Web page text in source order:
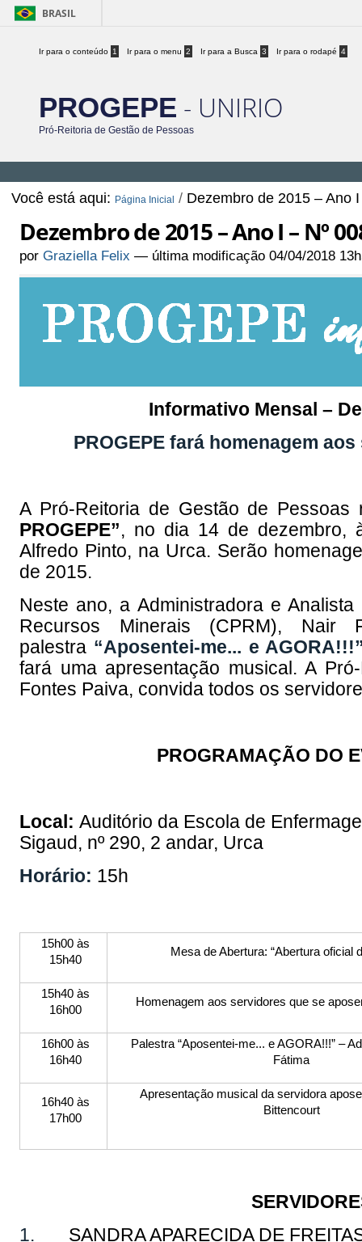
BRASIL
Ir para o conteúdo 1 Ir para o menu 2 Ir para a Busca 3 Ir para o rodapé 4
PROGEPE - UNIRIO
Pró-Reitoria de Gestão de Pessoas
Você está aqui: Página Inicial / Dezembro de 2015 – Ano
Dezembro de 2015 – Ano I – Nº
porGraziella Felix — última modificação 04/04/2018
Informativo Mensal –
PROGEPE fará homenagem
A Pró-Reitoria de Gestão de Pessoas
PROGEPE”, no dia 14 de dezembro,
Alfredo Pinto, na Urca. Serão
de 2015.
Neste ano, a Administradora e
Recursos Minerais (CPRM),
palestra “Aposentei-me... e
fará uma apresentação musical. A
Fontes Paiva, convida todos os
PROGRAMAÇÃO DO
Local:Auditório da Escola de
Sigaud, nº 290, 2 andar, Urca
Horário: 15h
15h00 às
15h40
Mesa de Abertura: “Abertura oficial
15h40 às
16h00
Homenagem aos servidores que se
16h00 às
16h40
Palestra “Aposentei-me... e AGORA!!!” –
Fátima
16h40 às
17h00
Apresentação musical da servidora
Bittencourt
1. SANDRA APARECIDA DE